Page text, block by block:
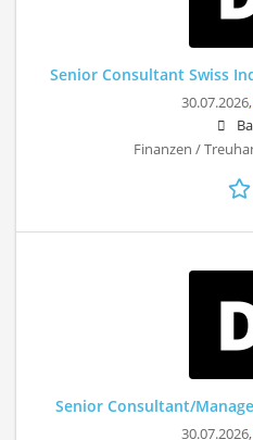
Senior Consultant Swiss
30.07.2026,
Finanzen /
Senior Consultant/
30.07.2026,